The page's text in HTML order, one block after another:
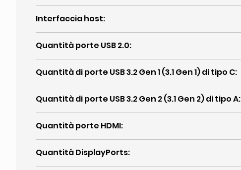
Interfaccia host:
Quantità porte USB 2.0:
Quantità di porte USB 3.2 Gen 1 (3.1 Gen 1) di tipo C:
Quantità di porte USB 3.2 Gen 2 (3.1 Gen 2) di tipo A:
Quantità porte HDMI:
Quantità DisplayPorts: